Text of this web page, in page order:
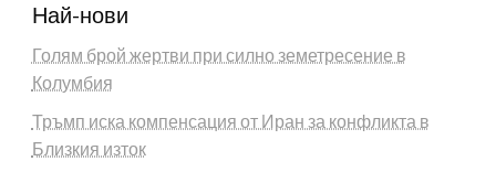
Най-нови
Голям брой жертви при силно земетресение в
Колумбия
Тръмп иска компенсация от Иран за конфликта в
Близкия изток